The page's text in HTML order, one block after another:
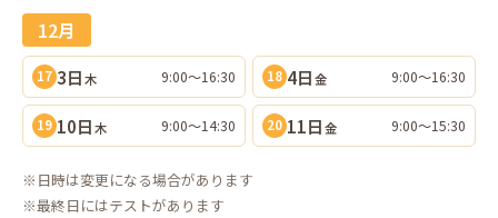
12月
17 3日木 9:00〜16:30 18 4日金 9:00〜16:30
19 10日木 9:00〜14:30 20 11日金 9:00〜15:30
※日時は変更になる場合があります
※最終日にはテストがあります